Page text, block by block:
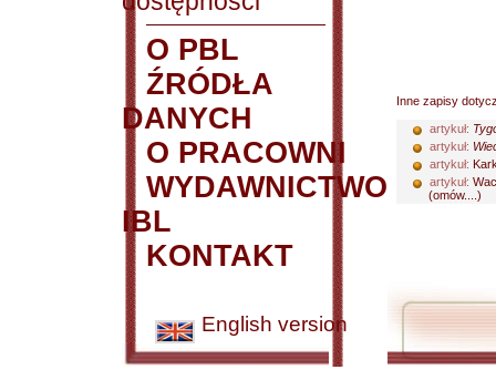
O PBL
ŹRÓDŁA
DANYCH
O PRACOWNI
WYDAWNICTWO
IBL
KONTAKT
English version
Inne zapisy
artykuł:
artykuł:
artykuł:
artykuł:
(omów....)